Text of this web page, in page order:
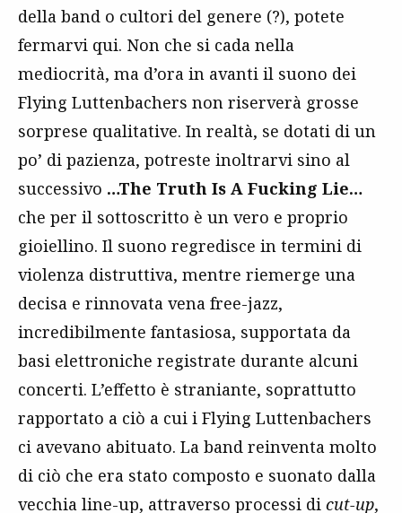
della band o cultori del genere (?), potete
fermarvi qui. Non che si cada nella
mediocrità, ma d’ora in avanti il suono dei
Flying Luttenbachers non riserverà grosse
sorprese qualitative. In realtà, se dotati di un
po’ di pazienza, potreste inoltrarvi sino al
successivo …The Truth Is A Fucking Lie…
che per il sottoscritto è un vero e proprio
gioiellino. Il suono regredisce in termini di
violenza distruttiva, mentre riemerge una
decisa e rinnovata vena free-jazz,
incredibilmente fantasiosa, supportata da
basi elettroniche registrate durante alcuni
concerti. L’effetto è straniante, soprattutto
rapportato a ciò a cui i Flying Luttenbachers
ci avevano abituato. La band reinventa molto
di ciò che era stato composto e suonato dalla
vecchia line-up, attraverso processi di cut-up,